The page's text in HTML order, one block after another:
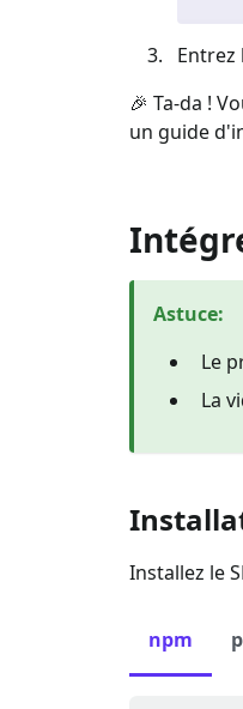
Entrez
🎉 Ta-da !
un guide
Astuce:
Le
La
Installez le
npm